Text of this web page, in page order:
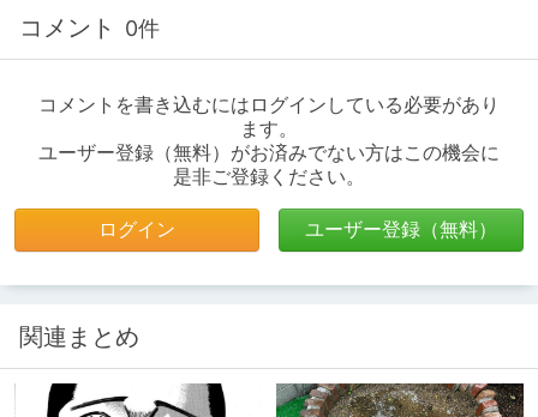
コメント 0件
コメントを書き込むにはログインしている必要があり
ます。
ユーザー登録（無料）がお済みでない方はこの機会に
是非ご登録ください。
ログイン ユーザー登録（無料）
関連まとめ